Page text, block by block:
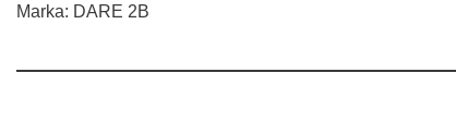
Marka: DARE 2B